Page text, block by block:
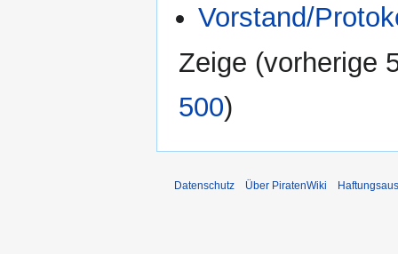
Vorstand/
Zeige (vorherige
500)
Datenschutz Über PiratenWiki